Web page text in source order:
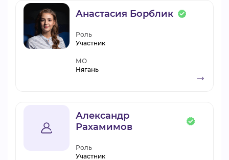
Анастасия Борблик
Роль
Участник
МО
Нягань
Александр
Рахамимов
Роль
Участник